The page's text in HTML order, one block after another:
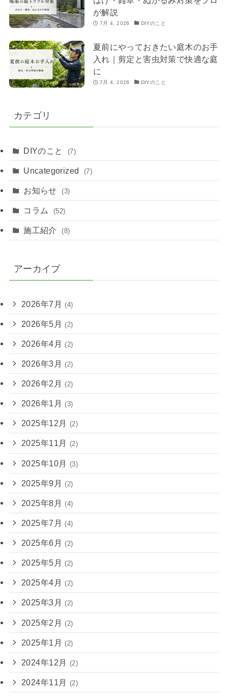
が解説
7月 4, 2026 DIYのこと
夏前にやっておきたい庭木のお手
入れ｜剪定と害虫対策で快適な庭
に
7月 4, 2026 DIYのこと
カテゴリ
DIYのこと (7)
Uncategorized (7)
お知らせ (3)
コラム (52)
施工紹介 (8)
アーカイブ
2026年7月 (4)
2026年5月 (2)
2026年4月 (2)
2026年3月 (2)
2026年2月 (2)
2026年1月 (3)
2025年12月 (2)
2025年11月 (2)
2025年10月 (3)
2025年9月 (2)
2025年8月 (4)
2025年7月 (4)
2025年6月 (2)
2025年5月 (2)
2025年4月 (2)
2025年3月 (2)
2025年2月 (2)
2025年1月 (2)
2024年12月 (2)
2024年11月 (2)